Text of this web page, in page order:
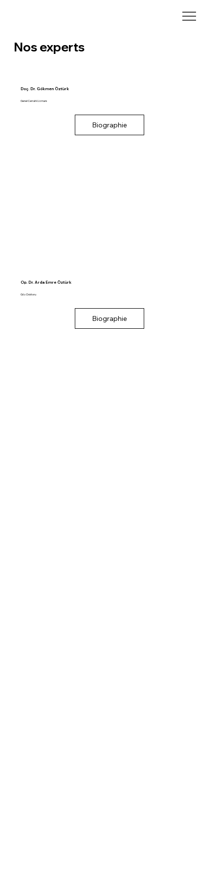
Nos experts
Doç. Dr. Gökmen Öztürk
Genel Cerrahi Uzmanı
Biographie
Op. Dr. Arda Emre Öztürk
Göz Doktoru
Biographie